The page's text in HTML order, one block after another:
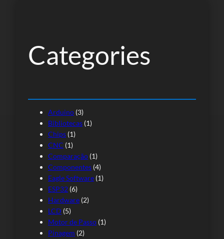
aCategories
Arduino (3)
Bibliotecas (1)
Chips (1)
CNC (1)
Comparação (1)
Componentes (4)
Eagle Software (1)
ESP32 (6)
Hardware (2)
LCD (5)
Motor de Passo (1)
Pinagem (2)